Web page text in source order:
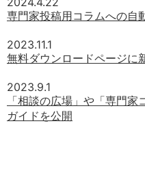
専門家投稿用コラムへの自
2023.11.1
無料ダウンロードページに
2023.9.1
「相談の広場」や「専門
ガイドを公開